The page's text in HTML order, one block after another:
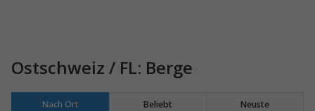
Ostschweiz / FL: Berge
Nach Ort Beliebt Neuste